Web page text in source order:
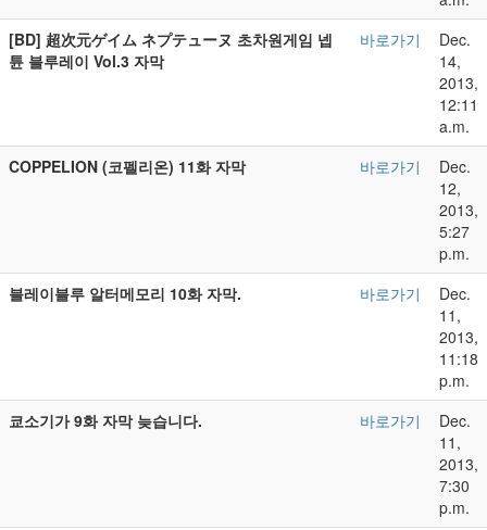
[BD] 超次元ゲイム ネプテューヌ 초차원게임 넵
튠 블루레이 Vol.3 자막
바로가기
Dec.
14,
2013,
12:11
a.m.
COPPELION (코펠리온) 11화 자막
바로가기
Dec.
12,
2013,
5:27
p.m.
블레이블루 알터메모리 10화 자막.
바로가기
Dec.
11,
2013,
11:18
p.m.
쿄소기가 9화 자막 늦습니다.
바로가기
Dec.
11,
2013,
7:30
p.m.